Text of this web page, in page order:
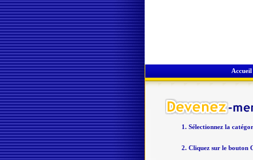
Accueil
Sélectionnez la
Cliquez sur le bouton